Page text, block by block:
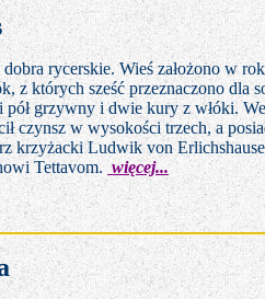
rycerskie. Wieś założono w
z których sześć przeznaczono dla
pół grzywny i dwie kury z włóki.
czynsz w wysokości trzech, a
krzyżacki Ludwik von
Tettavom. więcej...